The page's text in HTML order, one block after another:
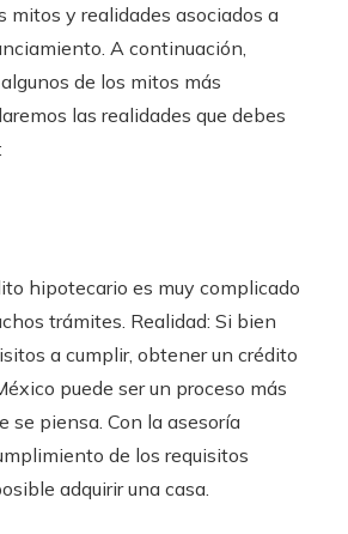
mitos y realidades asociados a
A continuación,
de los mitos más
las realidades que debes
hipotecario es muy complicado
trámites. Realidad: Si bien
a cumplir, obtener un crédito
puede ser un proceso más
se piensa. Con la asesoría
de los requisitos
adquirir una casa.